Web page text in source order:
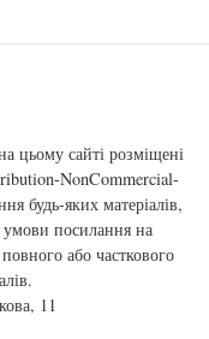
цьому сайті розміщені
NonCommercial-
будь-яких матеріалів,
умови посилання на
або часткового
11